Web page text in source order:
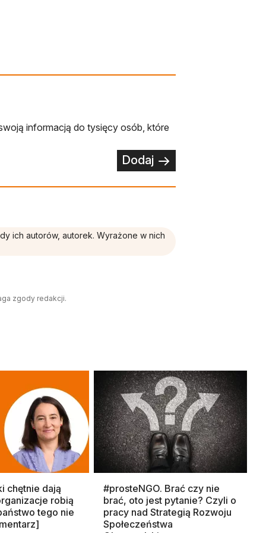
informacją do tysięcy osób, które
Dodaj
ich autorów, autorek. Wyrażone w nich
zgody redakcji.
chętnie dają
robią
tego nie
#prosteNGO. Brać czy nie
brać, oto jest pytanie? Czyli o
pracy nad Strategią Rozwoju
Społeczeństwa